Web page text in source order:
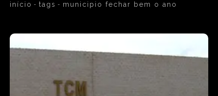
início tags municipio fechar bem o ano